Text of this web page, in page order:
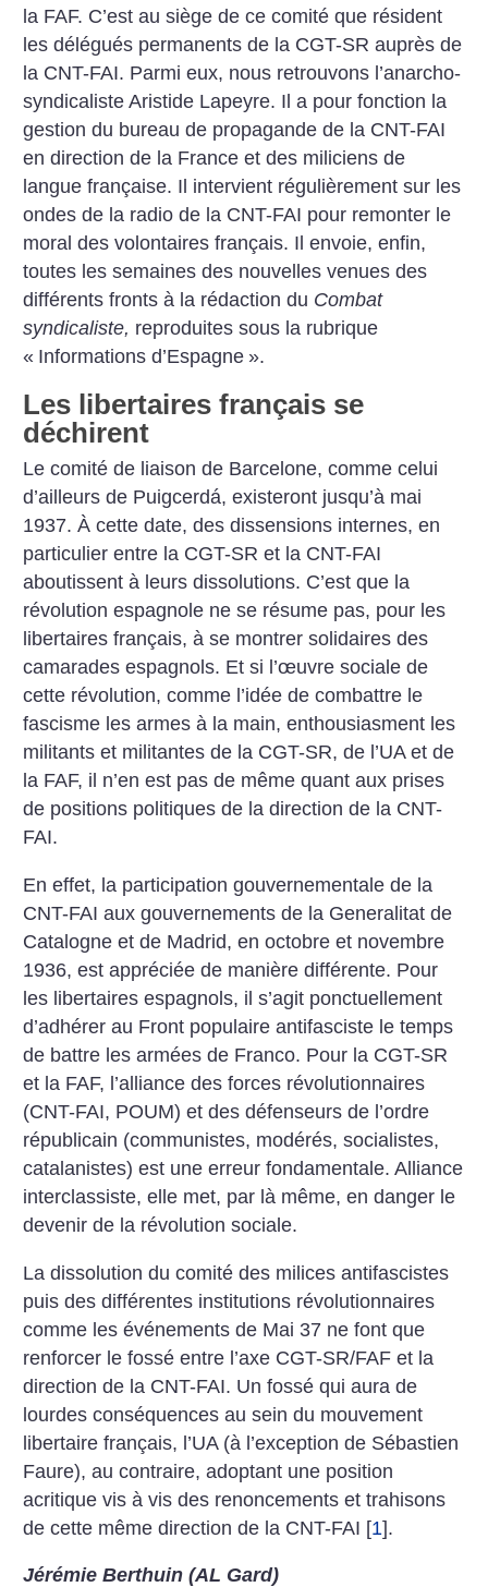
la FAF. C’est au siège de ce comité que résident
les délégués permanents de la CGT-SR auprès de
la CNT-FAI. Parmi eux, nous retrouvons ­l’anarcho-
syndicaliste Aristide Lapeyre. Il a pour fonction la
gestion du bureau de propagande de la CNT-FAI
en direction de la France et des miliciens de
langue française. Il intervient régulièrement sur les
ondes de la radio de la CNT-FAI pour remonter le
moral des volontaires français. Il envoie, enfin,
toutes les semaines des nouvelles venues des
différents fronts à la rédaction du Combat
syndicaliste, reproduites sous la rubrique
« Informations d’Espagne ».
Les libertaires français se
déchirent
Le comité de liaison de Barcelone, comme celui
d’ailleurs de Puigcerdá, existeront jusqu’à mai
1937. À cette date, des dissensions internes, en
particulier entre la CGT-SR et la CNT-FAI
aboutissent à leurs dissolutions. C’est que la
révolution espagnole ne se résume pas, pour les
libertaires français, à se montrer solidaires des
camarades espagnols. Et si l’œuvre sociale de
cette révolution, comme l’idée de combattre le
fascisme les armes à la main, enthousiasment les
militants et militantes de la CGT-SR, de l’UA et de
la FAF, il n’en est pas de même quant aux prises
de positions politiques de la direction de la CNT-
FAI.
En effet, la participation gouvernementale de la
CNT-FAI aux gouvernements de la Generalitat de
Catalogne et de Madrid, en octobre et novembre
1936, est appréciée de manière différente. Pour
les libertaires espagnols, il s’agit ponctuellement
d’adhérer au Front populaire antifasciste le temps
de battre les armées de Franco. Pour la CGT-SR
et la FAF, l’alliance des forces révolutionnaires
(CNT-FAI, POUM) et des défenseurs de l’ordre
républicain (communistes, modérés, socialistes,
catalanistes) est une erreur fondamentale. Alliance
interclassiste, elle met, par là même, en danger le
devenir de la révolution sociale.
La dissolution du comité des milices antifascistes
puis des différentes institutions révolutionnaires
comme les événements de Mai 37 ne font que
renforcer le fossé entre l’axe CGT-SR/FAF et la
direction de la CNT-FAI. Un fossé qui aura de
lourdes conséquences au sein du mouvement
libertaire français, l’UA (à l’exception de Sébastien
Faure), au contraire, adoptant une position
acritique vis à vis des renoncements et trahisons
de cette même direction de la CNT-FAI [1].
Jérémie Berthuin (AL Gard)